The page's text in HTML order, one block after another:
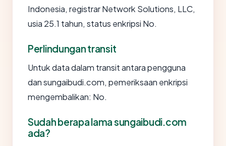
Indonesia, registrar Network Solutions, LLC,
usia 25.1 tahun, status enkripsi No.
Perlindungan transit
Untuk data dalam transit antara pengguna
dan sungaibudi.com, pemeriksaan enkripsi
mengembalikan: No.
Sudah berapa lama sungaibudi.com
ada?